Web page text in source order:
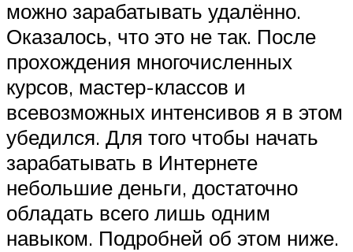
можно зарабатывать удалённо.
Оказалось, что это не так. После
прохождения многочисленных
курсов, мастер-классов и
всевозможных интенсивов я в этом
убедился. Для того чтобы начать
зарабатывать в Интернете
небольшие деньги, достаточно
обладать всего лишь одним
навыком. Подробней об этом ниже.